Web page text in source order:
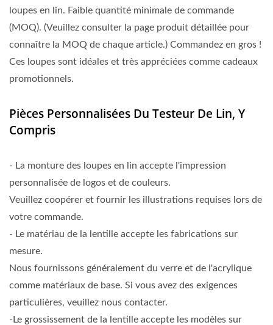
loupes en lin. Faible quantité minimale de commande
(MOQ). (Veuillez consulter la page produit détaillée pour
connaître la MOQ de chaque article.) Commandez en gros !
Ces loupes sont idéales et très appréciées comme cadeaux
promotionnels.
Pièces Personnalisées Du Testeur De Lin, Y
Compris
- La monture des loupes en lin accepte l'impression
personnalisée de logos et de couleurs.
Veuillez coopérer et fournir les illustrations requises lors de
votre commande.
- Le matériau de la lentille accepte les fabrications sur
mesure.
Nous fournissons généralement du verre et de l'acrylique
comme matériaux de base. Si vous avez des exigences
particulières, veuillez nous contacter.
-Le grossissement de la lentille accepte les modèles sur